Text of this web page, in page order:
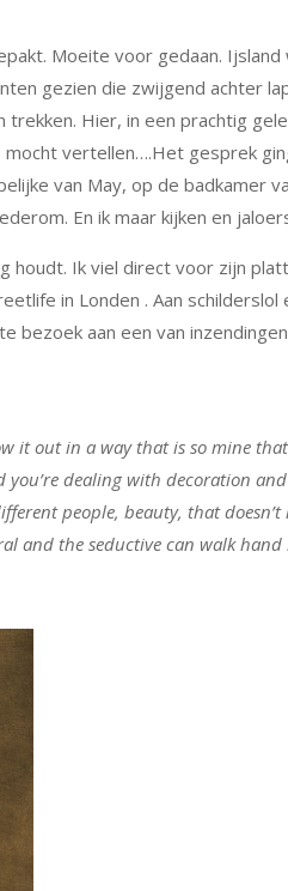
Moeite voor gedaan. Ijsland
gezien die zwijgend achter
Hier, in een prachtig
vertellen….Het gesprek
van May, op de badkamer
En ik maar kijken en
Ik viel direct voor zijn
in Londen . Aan schilderslol
bezoek aan een van
it out in a way that is so mine that
you’re dealing with decoration
people, beauty, that doesn’t
and the seductive can walk hand